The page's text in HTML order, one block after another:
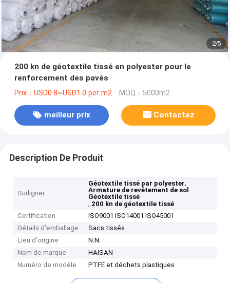
2/5
200 kn de géotextile tissé en polyester pour le
renforcement des pavés
Prix：USD0.8~USD1.0 per m2 MOQ：5000m2
meilleur prix Contactez
Description De Produit
Surligner
Géotextile tissé par polyester,
Armature de revêtement de sol
Géotextile tissé
, 200 kn de géotextile tissé
Certification
ISO9001 ISO14001 ISO45001
Détails d'emballage
Sacs tissés
Lieu d'origine
N.N.
Nom de marque
HAISAN
Numéro de modèle
PTFE et déchets plastiques